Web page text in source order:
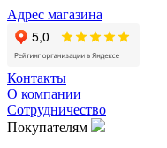
Адрес магазина
Контакты
О компании
Сотрудничество
Покупателям